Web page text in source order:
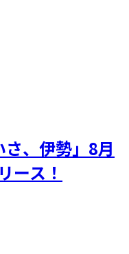
、伊勢」8月
ース！